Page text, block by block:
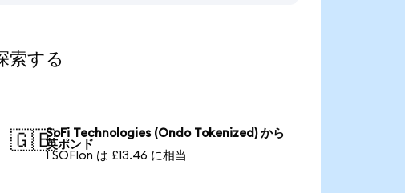
する
🇬🇧SoFi Technologies (Ondo Tokenized) から
英ポンド
1 SOFIon は £13.46 に相当